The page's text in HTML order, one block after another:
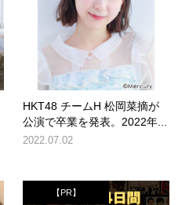
HKT48 チームH 松岡菜摘が
公演で卒業を発表。2022年...
2022.07.02
【PR】